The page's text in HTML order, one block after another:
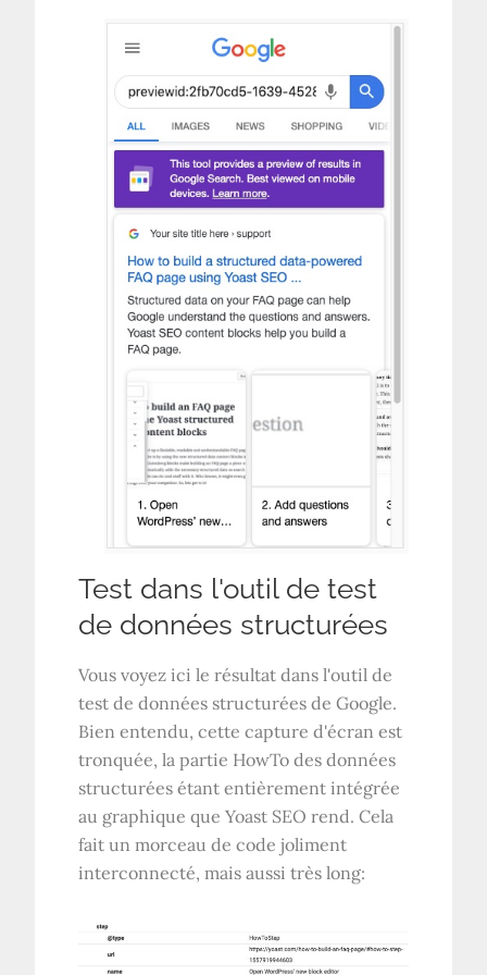
Test dans l'outil de test
de données structurées
Vous voyez ici le résultat dans l'outil de
test de données structurées de Google.
Bien entendu, cette capture d'écran est
tronquée, la partie HowTo des données
structurées étant entièrement intégrée
au graphique que Yoast SEO rend. Cela
fait un morceau de code joliment
interconnecté, mais aussi très long: